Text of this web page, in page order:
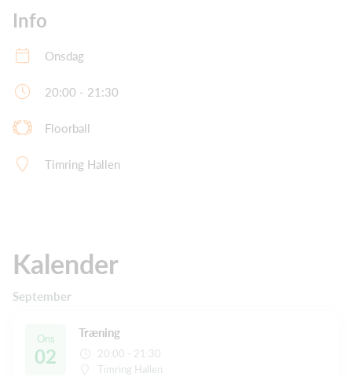
Info
Onsdag
20:00 - 21:30
Floorball
Timring Hallen
Kalender
September
Ons
02
Træning
20:00 - 21:30
Timring Hallen